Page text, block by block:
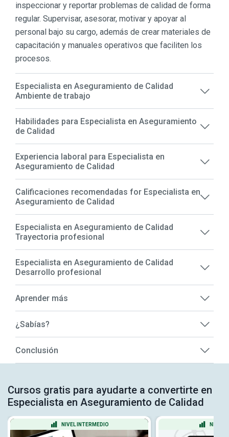
inspeccionar y reportar problemas de calidad de forma
regular. Supervisar, asesorar, motivar y apoyar al
personal bajo su cargo, además de crear materiales de
capacitación y manuales operativos que faciliten los
procesos.
Especialista en Aseguramiento de Calidad
Ambiente de trabajo
Habilidades para Especialista en Aseguramiento
de Calidad
Experiencia laboral para Especialista en
Aseguramiento de Calidad
Calificaciones recomendadas for Especialista en
Aseguramiento de Calidad
Especialista en Aseguramiento de Calidad
Trayectoria profesional
Especialista en Aseguramiento de Calidad
Desarrollo profesional
Aprender más
¿Sabías?
Conclusión
Cursos gratis para ayudarte a convertirte en
Especialista en Aseguramiento de Calidad
NIVEL INTERMEDIO NIVEL